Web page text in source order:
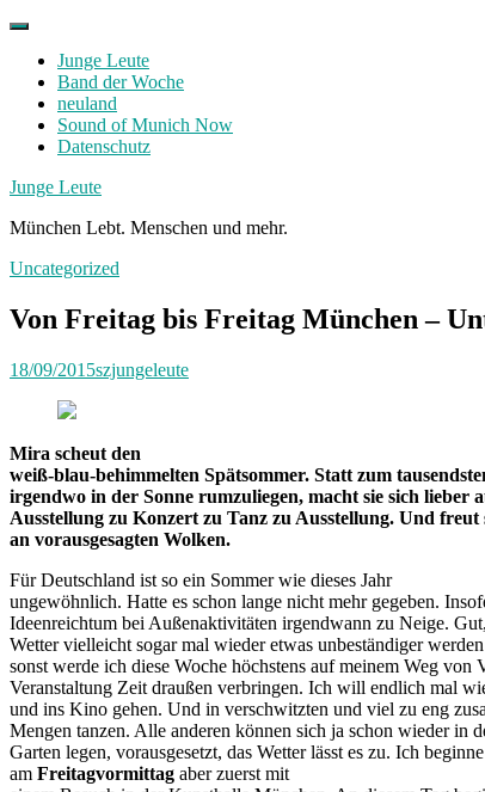
Skip
contentJunge Leute
Band der Woche
neuland
Sound of Munich Now
Datenschutz
Facebook
Twitter
Instagram
Junge Leute
München Lebt. Menschen und mehr.
Uncategorized
Von Freitag bis Freitag München –
18/09/2015szjungeleute
Mira scheut den
weiß-blau-behimmelten Spätsommer. Statt zum
irgendwo in der Sonne rumzuliegen, macht sie sich lieber
Ausstellung zu Konzert zu Tanz zu Ausstellung. Und freut
an vorausgesagten Wolken.
Für Deutschland ist so ein Sommer wie dieses Jahr
ungewöhnlich. Hatte es schon lange nicht mehr gegeben.
Ideenreichtum bei Außenaktivitäten irgendwann zu Neige.
Wetter vielleicht sogar mal wieder etwas unbeständiger
sonst werde ich diese Woche höchstens auf meinem Weg von
Veranstaltung Zeit draußen verbringen. Ich will endlich mal
und ins Kino gehen. Und in verschwitzten und viel zu eng
Mengen tanzen. Alle anderen können sich ja schon wieder in
Garten legen, vorausgesetzt, das Wetter lässt es zu. Ich
am Freitagvormittag aber zuerst mit